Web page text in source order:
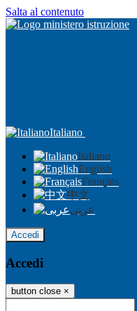
Salta al contenuto
Italiano
Italiano
English
Français
中文
عربى
Accedi
Accedi
button close ×